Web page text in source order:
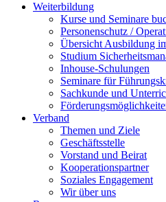
Weiterbildung
Kurse und Seminare
Personenschutz /
Übersicht Ausbildung
Studium
Inhouse-Schulungen
Seminare für
Sachkunde und
Verband
Themen und Ziele
Geschäftsstelle
Vorstand und Beirat
Kooperationspartner
Soziales Engagement
Wir über uns